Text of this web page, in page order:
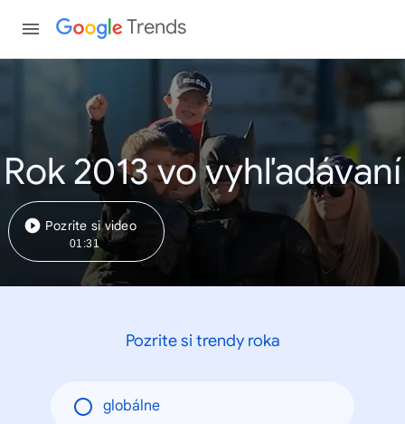
Trends
Rok 2013 vo vyhľadávaní
Pozrite si video
01:31
Pozrite si trendy roka
globálne